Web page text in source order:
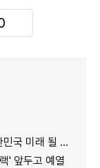
미래 될 수도"
' 앞두고 예열